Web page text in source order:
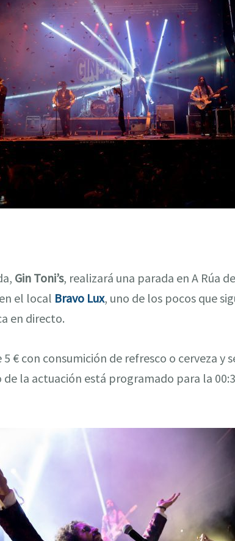
Gin Toni’s, realizará una parada en A Rúa
el local Bravo Lux, uno de los pocos que
en directo.
€ con consumición de refresco o cerveza y
la actuación está programado para la